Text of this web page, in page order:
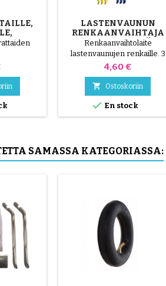
LASTENVAUNUN
RENKAANVAIHTAJA
SATUNNAINEN VÄRI 1
PAKKAUS 3 KPL
Renkaanvaihtolaite
lastenvaunujen renkaille. 3
korkealaatuista muoviosaa,
satunnaiset värit, musta,
punainen, vihreä, keltainen ja
sininen tai 3 teräsosaa (
harmaa ) Rengas asennetaan
käsin ilman työkaluja, jotta
Hinta
4,60 €
 Ostoskoriin
 En stock
SAMASSA KATEGORIASSA: